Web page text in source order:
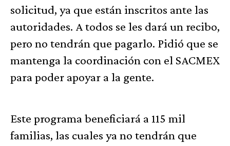
solicitud, ya que están inscritos ante las
autoridades. A todos se les dará un recibo,
pero no tendrán que pagarlo. Pidió que se
mantenga la coordinación con el SACMEX
para poder apoyar a la gente.
Este programa beneficiará a 115 mil
familias, las cuales ya no tendrán que